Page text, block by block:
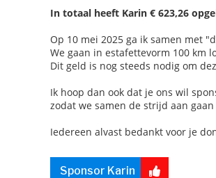
In totaal heeft Karin € 623,26
Op 10 mei 2025 ga ik samen met
We gaan in estafettevorm 100 km
Dit geld is nog steeds nodig om
Ik hoop dan ook dat je ons wil
zodat we samen de strijd aan
Iedereen alvast bedankt voor je
Sponsor Karin